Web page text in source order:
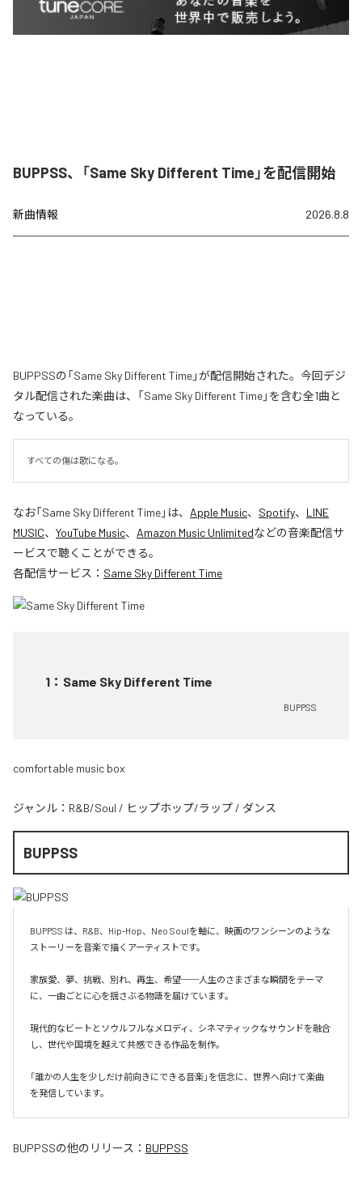
BUPPSS、「Same Sky Different Time」を配信開始
新曲情報 2026.8.8
BUPPSSの「Same Sky Different Time」が配信開始された。今回デジ
タル配信された楽曲は、「Same Sky Different Time」を含む全1曲と
なっている。
すべての傷は歌になる。
なお「Same Sky Different Time」は、 Apple Music、 Spotify、 LINE
MUSIC、 YouTube Music、 Amazon Music Unlimitedなどの音楽配信サ
ービスで聴くことができる。
各配信サービス： Same Sky Different Time
1 ： Same Sky Different Time
BUPPSS
comfortable music box
ジャンル： R&B/Soul / ヒップホップ/ラップ / ダンス
BUPPSS
BUPPSS は、R&B、Hip-Hop、Neo Soulを軸に、映画のワンシーンのような
ストーリーを音楽で描くアーティストです。
家族愛、夢、挑戦、別れ、再生、希望──人生のさまざまな瞬間をテーマ
に、一曲ごとに心を揺さぶる物語を届けています。
現代的なビートとソウルフルなメロディ、シネマティックなサウンドを融合
し、世代や国境を越えて共感できる作品を制作。
「誰かの人生を少しだけ前向きにできる音楽」を信念に、世界へ向けて楽曲
を発信しています。
BUPPSSの他のリリース： BUPPSS